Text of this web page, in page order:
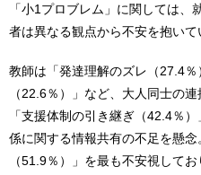
「小1プロブレム」に関しては
者は異なる観点から不安を抱いて
教師は「発達理解のズレ（27.4
（22.6％）」など、大人同士の
「支援体制の引き継ぎ（42.4％
係に関する情報共有の不足を懸
（51.9％）」を最も不安視して